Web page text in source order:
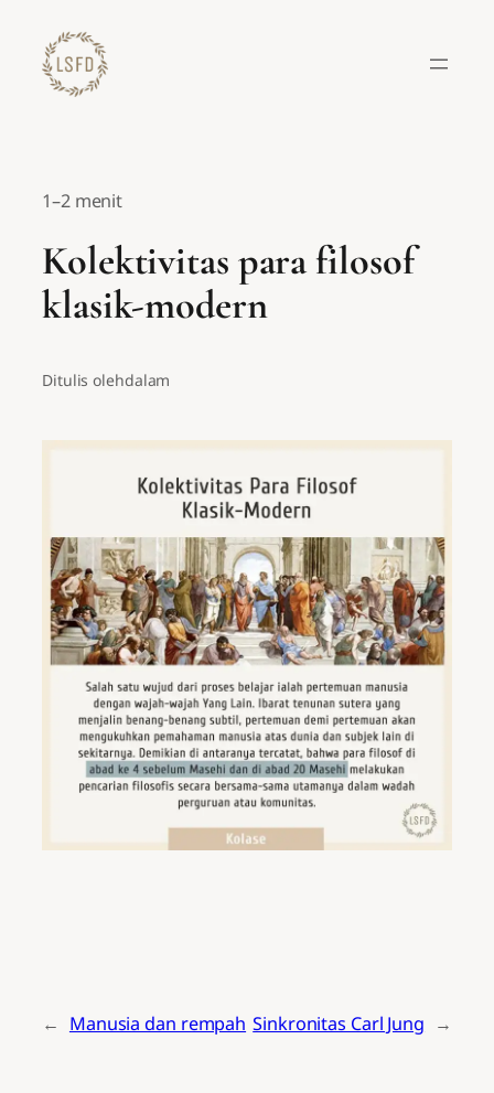
konten
1–2 menit
Kolektivitas para filosof
klasik-modern
Ditulis olehdalam
← Manusia dan rempah Sinkronitas Carl Jung →